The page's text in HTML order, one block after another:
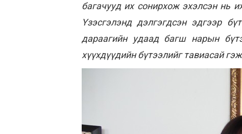
багачууд их сонирхож эхэлсэн нь
Үзэсгэлэнд дэлгэгдсэн эдгээр
дараагийн удаад багш нарын
хүүхдүүдийн бүтээлийг тавиасай